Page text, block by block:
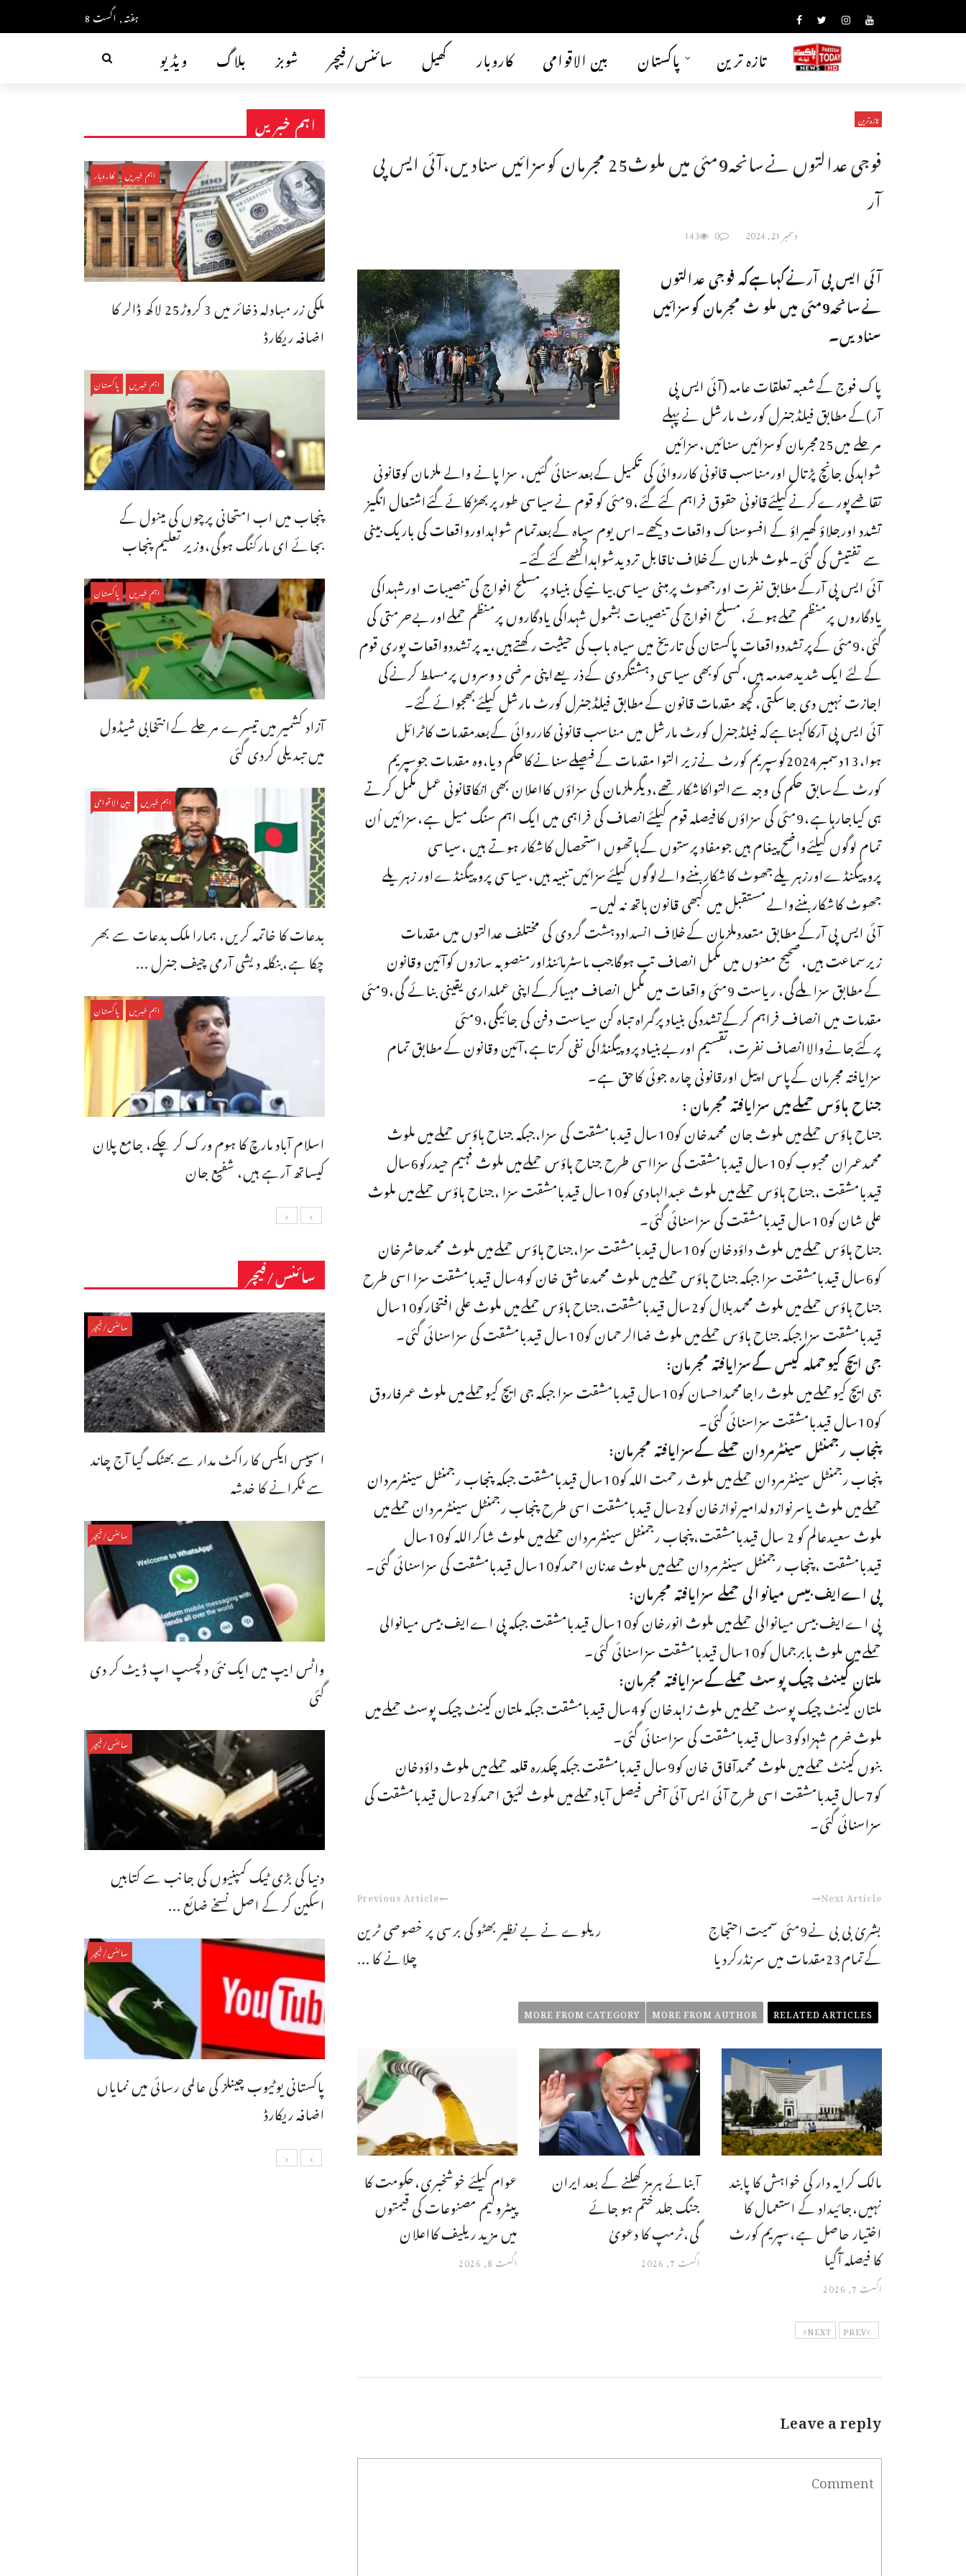
ہفتہ, اگست 8
ویڈیو بلاگ شوبز سائنس/فیچر کھیل کاروبار بین الاقوامی پاکستان تازہ ترین
تازہ ترین
فوجی عدالتوں نےسانحہ9مئی میں ملوث25 مجرمان کوسزائیں سناد یں،آئی ایس پی
آر
دسمبر 21, 2024 0
143
آئی ایس پی آرنےکہاہےکہ فوجی عدالتوں
نےسانحہ9مئی میں ملو ث مجرمان کوسزائیں
سنادیں۔
پاک فوج کےشعبہ تعلقات عامہ (آئی ایس پی
آر)کےمطابق فیلڈجنرل کورٹ مارشل نےپہلے
مرحلے میں25مجرمان کوسزائیں سنائیں،سزائیں
شواہدکی جانچ پڑتال اورمناسب قانونی کارروائی کی تکمیل کےبعدسنائی گئیں، سزا پانے والے ملزمان کوقانونی
تقاضےپورےکرنےکیلئےقانونی حقوق فراہم کئےگئے،9مئی کو قوم نےسیاسی طورپربھڑکائےگئےاشتعال انگیز
تشدد اورجلاؤ گھیراؤ کے افسوسناک واقعات دیکھے۔اس یوم سیاہ کےبعدتمام شواہداورواقعات کی باریک بینی
سے تفتیش کی گئی۔ملوث ملزمان کےخلاف ناقابل تردیدشواہداکٹھےکئےگئے۔
آئی ایس پی آرکےمطابق نفرت اورجھوٹ پرمبنی سیاسی بیانیےکی بنیادپرمسلح افواج کی تنصیبات اورشہداکی
یادگاروں پرمنظم حملےہوئے،مسلح افواج کی تنصیبات بشمول شہداکی یادگاروں پرمنظم حملےاوربےحرمتی کی
گئی،9مئی کےپرتشددواقعات پاکستان کی تاریخ میں سیاہ باب کی حیثیت رکھتےہیں،یہ پرتشددواقعات پوری قوم
کےلئے ایک شدیدصدمہ ہیں،کسی کوبھی سیاسی دہشتگردی کےذریعےاپنی مرضی د وسروں پرمسلط کرنےکی
اجازت نہیں دی جاسکتی،کچھ مقدمات قانون کےمطابق فیلڈجنرل کورٹ مارشل کیلئےبھجوائےگئے۔
آئی ایس پی آرکاکہناہےکہ فیلڈجنرل کورٹ مارشل میں مناسب قانونی کارروائی کےبعدمقدمات کاٹرائل
ہوا،13دسمبر2024کوسپریم کورٹ نےزیر التوا مقدمات کےفیصلےسنانےکاحکم دیا،وہ مقدمات جوسپریم
کورٹ کےسابق حکم کی وجہ سےالتواکاشکارتھے،دیگرملزمان کی سزاؤں کااعلان بھی انکاقانونی عمل مکمل کرتے
ہی کیاجارہاہے،9مئی کی سزاؤں کافیصلہ قوم کیلئےانصاف کی فراہمی میں ایک اہم سنگ میل ہے،سزائیں اُن
تمام لوگوں کیلئےواضح پیغام ہیں جومفادپرستوں کےہاتھوں استحصال کاشکار ہوتے ہیں ،سیاسی
پروپیگنڈےاورزہریلےجھوٹ کاشکاربننےوالےلوگوں کیلئےسزائیں تنبیہ ہیں،سیاسی پروپیگنڈےاور زہریلے
جھوٹ کاشکاربننےوالےمستقبل میں کبھی قانون ہاتھ نہ لیں۔
آئی ایس پی آرکےمطابق متعددملزمان کےخلاف انسداددہشت گردی کی مختلف عدالتوں میں مقدمات
زیرسماعت ہیں،صحیح معنوں میں مکمل انصاف تب ہوگاجب ماسٹرمائنڈاورمنصوبہ سازوں کوآئین وقانون
کےمطابق سزاملےگی، ریاست 9مئی واقعات میں مکمل انصاف مہیاکرکےاپنی عملداری یقینی بنائے گی،9مئی
مقدمات میں انصاف فراہم کرکےتشددکی بنیادپرگمراہ تباہ کن سیاست دفن کی جائیگی،9مئی
پرکئےجانےوالاانصاف نفرت،تقسیم اوربےبنیادپروپیگنڈاکی نفی کرتاہے،آئین وقانون کےمطابق تمام
سزایافتہ مجرمان کےپاس اپیل اورقانونی چارہ جوئی کاحق ہے۔
جناح ہاؤس حملےمیں سزایافتہ مجرمان :
جناح ہاؤس حملےمیں ملوث جان محمدخان کو10سال قیدبامشقت کی سزا،جبکہ جناح ہاؤس حملےمیں ملوث
محمدعمران محبوب کو10سال قیدبامشقت کی سزااسی طرح جناح ہاؤس حملےمیں ملوث فہیم حیدرکو6سال
قیدبامشقت ،جناح ہاؤس حملےمیں ملوث عبدالہادی کو10سال قیدبامشقت سزا ،جناح ہاؤس حملےمیں ملوث
علی شان کو10سال قیدبامشقت کی سزاسنائی گئی۔
جناح ہاؤس حملےمیں ملوث داؤدخان کو10سال قیدبامشقت سزا،جناح ہاؤس حملےمیں ملوث محمدحاشرخان
کو6سال قیدبامشقت سزا جبکہ جناح ہاؤس حملےمیں ملوث محمدعاشق خان کو4سال قیدبامشقت سزا اسی طرح
جناح ہاؤس حملےمیں ملوث محمدبلال کو2سال قیدبامشقت،جناح ہاؤس حملےمیں ملوث علی افتخارکو10سال
قیدبامشقت سزا جبکہ جناح ہاؤس حملےمیں ملوث ضاالرحمان کو10سال قیدبامشقت کی سزاسنائی گئی۔
جی ایچ کیوحملہ کیس کےسزایافتہ مجرمان:
جی ایچ کیوحملےمیں ملوث راجامحمداحسان کو10سال قیدبامشقت سزا جبکہ جی ایچ کیوحملےمیں ملوث عمرفاروق
کو10سال قیدبامشقت سزاسنائی گئی۔
پنجاب رجمنٹل سینٹرمردان حملے کےسزایافتہ مجرمان:
پنجاب رجمنٹل سینٹرمردان حملےمیں ملوث رحمت اللہ کو10سال قیدبامشقت جبکہ پنجاب رجمنٹل سینٹرمردان
حملےمیں ملوث یاسرنوازولدامیرنوازخان کو2سال قیدبامشقت اسی طرح پنجاب رجمنٹل سینٹرمردان حملےمیں
ملوث سعیدعالم کو 2 سال قیدبامشقت،پنجاب رجمنٹل سینٹرمردان حملےمیں ملوث شاکراللہ کو10سال
قیدبامشقت ،پنجاب رجمنٹل سینٹرمردان حملےمیں ملوث عدنان احمدکو10سال قیدبامشقت کی سزاسنائی گئی۔
پی اےایف بیس میانوالی حملے سزایافتہ مجرمان:
پی اےایف بیس میانوالی حملےمیں ملوث انورخان کو10سال قیدبامشقت جبکہ پی اےایف بیس میانوالی
حملےمیں ملوث بابرجمال کو10سال قیدبامشقت سزاسنائی گئی۔
ملتان کینٹ چیک پوسٹ حملےکےسزایافتہ مجرمان:
ملتان کینٹ چیک پوسٹ حملےمیں ملوث زاہدخان کو4سال قیدبامشقت جبکہ ملتان کینٹ چیک پوسٹ حملےمیں
ملوث خرم شہزادکو3سال قیدبامشقت کی سزاسنائی گئی۔
بنوں کینٹ حملےمیں ملوث محمدآفاق خان کو9سال قیدبامشقت جبکہ چکدرہ قلعہ حملےمیں ملوث داؤدخان
کو7سال قیدبامشقت اسی طرح آئی ایس آئی آفس فیصل آبادحملےمیں ملوث لئیق احمدکو2سال قیدبامشقت کی
سزاسنائی گئی۔
Previous Article
ریلوے نے بے نظیر بھٹو کی برسی پر خصوصی ٹرین
چلانے کا ...
Next Article
بشریٰ بی بی نے9مئی سمیت احتجاج
کےتمام23مقدمات میں سرنڈرکردیا
RELATED ARTICLES
MORE FROM AUTHOR
MORE FROM CATEGORY
عوام کیلئے خوشخبری،حکومت کا
پیٹرولیم مصنوعات کی قیمتوں
میں مزید ریلیف کااعلان
اگست 8, 2026
آبنائے ہرمز کھلنے کے بعد ایران
جنگ جلد ختم ہو جائے
گی،ٹرمپ کا دعویٰ
اگست 7, 2026
مالک کرایہ دار کی خواہش کا پابند
نہیں،جائیداد کے استعمال کا
اختیار حاصل ہے،سپریم کورٹ
کا فیصلہ آگیا
اگست 7, 2026
PREV
NEXT
Leave a reply
اہم خبریں
اہم خبریں کاروبار
ملکی زر مبادلہ ذخائر میں 3 کروڑ25 لاکھ ڈالر کا
اضافہ ریکارڈ
اہم خبریں پاکستان
پنجاب میں اب امتحانی پرچوں کی مینول کے
بجائے ای مارکنگ ہوگی،وزیر تعلیم پنجاب
اہم خبریں پاکستان
آزاد کشمیر میں تیسرے مرحلے کےانتخابی شیڈول
میں تبدیلی کردی گئی
اہم خبریں بین الاقوامی
بدعات کا خاتمہ کریں، ہمارا ملک بدعات سے بھر
چکا ہے،بنگله دیشی آرمی چیف جنرل ...
اہم خبریں پاکستان
اسلام آباد مارچ کا ہوم ورک کر چکے، جامع پلان
کیساتھ آرہے ہیں، شفیع جان
سائنس/فیچر
سائنس/فیچر
اسپیس ایکس کا راکٹ مدار سے بھٹک گیا آج چاند
سے ٹکرانے کا خدشہ
سائنس/فیچر
واٹس ایپ میں ایک نئی دلچسپ اپ ڈیٹ کر دی
گئی
سائنس/فیچر
دنیا کی بڑی ٹیک کمپنیوں کی جانب سے کتابیں
اسکین کر کے اصل نسخے ضائع ...
سائنس/فیچر
پاکستانی یوٹیوب چینلز کی عالمی رسائی میں نمایاں
اضافہ ریکارڈ